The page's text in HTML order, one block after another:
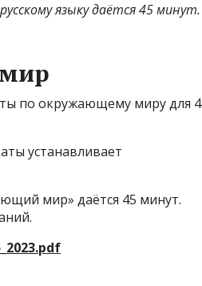
языку даётся 45 минут.
по окружающему миру для 4
устанавливает
мир» даётся 45 минут.